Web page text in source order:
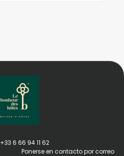
+33 6 66 94 11 62
Ponerse en contacto por correo